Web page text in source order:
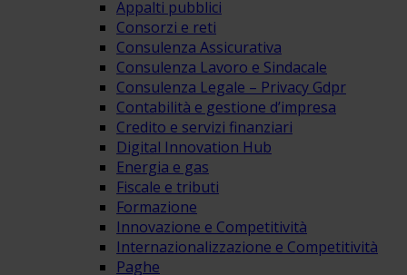
Appalti pubblici
Consorzi e reti
Consulenza Assicurativa
Consulenza Lavoro e Sindacale
Consulenza Legale – Privacy Gdpr
Contabilità e gestione d’impresa
Credito e servizi finanziari
Digital Innovation Hub
Energia e gas
Fiscale e tributi
Formazione
Innovazione e Competitività
Internazionalizzazione e Competitività
Paghe